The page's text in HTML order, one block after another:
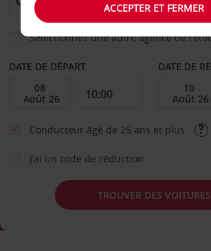
Sélectionnez une autre agence de
DATE DE DÉPART DATE DE
Conducteur âgé de 25 ans et plus
J’ai un code de réduction
TROUVER DES VOITURES
ACCEPTER ET FERMER